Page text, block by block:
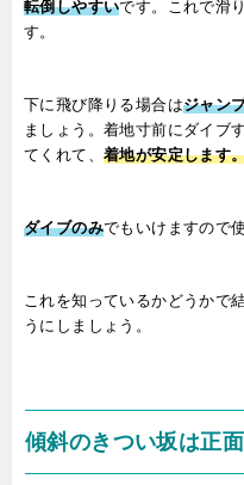
転倒しやすいです。これで滑
す。
下に飛び降りる場合はジャン
ましょう。着地寸前にダイブ
てくれて、 着地が安定します
ダイブのみでもいけますので
これを知っているかどうかで
うにしましょう。
傾斜のきつい坂は正